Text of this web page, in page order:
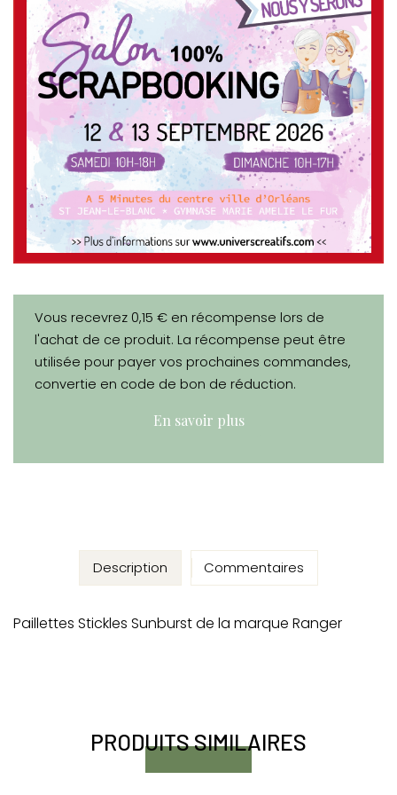
Vous recevrez 0,15 € en récompense lors de
l'achat de ce produit. La récompense peut être
utilisée pour payer vos prochaines commandes,
convertie en code de bon de réduction.
En savoir plus
Description
Paillettes Stickles Sunburst de la marque Ranger
Commentaires
PRODUITS SIMILAIRES